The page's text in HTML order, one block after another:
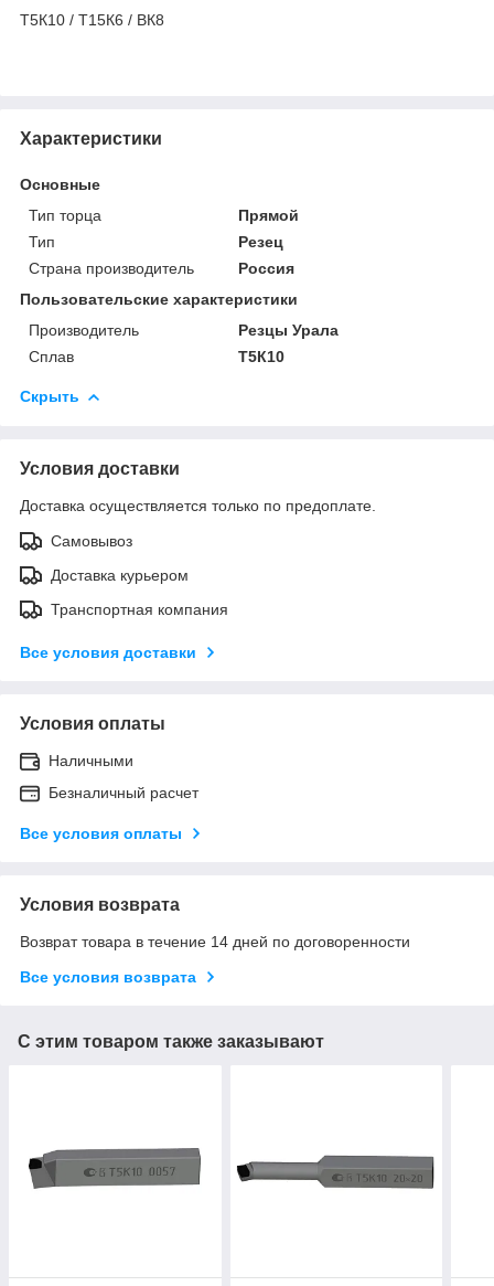
Т5К10 / Т15К6 / ВК8
Характеристики
Основные
Тип торца
Прямой
Тип
Резец
Страна производитель
Россия
Пользовательские характеристики
Производитель
Резцы Урала
Сплав
Т5К10
Скрыть
Условия доставки
Доставка осуществляется только по предоплате.
Самовывоз
Доставка курьером
Транспортная компания
Все условия доставки
Условия оплаты
Наличными
Безналичный расчет
Все условия оплаты
Условия возврата
Возврат товара в течение 14 дней по договоренности
Все условия возврата
С этим товаром также заказывают